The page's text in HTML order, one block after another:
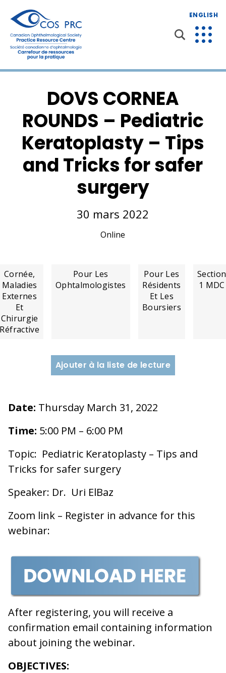
ENGLISH
DOVS CORNEA
ROUNDS – Pediatric
Keratoplasty – Tips
and Tricks for safer
surgery
30 mars 2022
Online
Cornée,
Maladies
Externes
Et
Chirurgie
Réfractive
Pour Les
Ophtalmologistes
Pour Les
Résidents
Et Les
Boursiers
Section
1 MDC
Ajouter à la liste de lecture
Date: Thursday March 31, 2022
Time: 5:00 PM – 6:00 PM
Topic: Pediatric Keratoplasty – Tips and
Tricks for safer surgery
Speaker: Dr. Uri ElBaz
Zoom link – Register in advance for this
webinar:
After registering, you will receive a
confirmation email containing information
about joining the webinar.
OBJECTIVES: